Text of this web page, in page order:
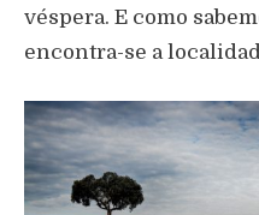
véspera. E como
encontra-se a